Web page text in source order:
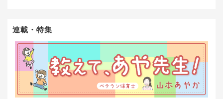
連載・特集